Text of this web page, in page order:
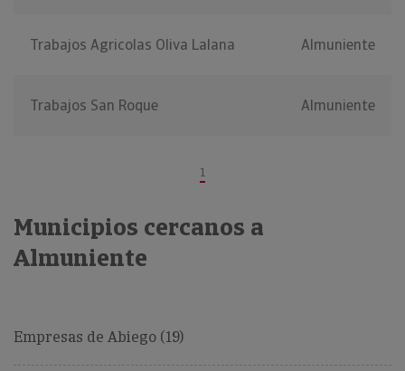
Trabajos Agricolas Oliva Lalana Almuniente
Trabajos San Roque Almuniente
1
Municipios cercanos a
Almuniente
Empresas de Abiego (19)